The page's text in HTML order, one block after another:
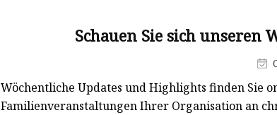
Kinderbuchmaschine
Schneidmaterialmaschine
Schauen Sie sich
Wöchentliche Updates und Highlights finden Sie
Familienveranstaltungen Ihrer Organisation an